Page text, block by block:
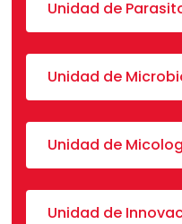
Unidad de
Unidad de
Unidad de
Unidad de